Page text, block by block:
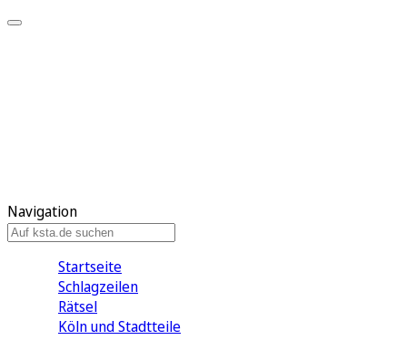
Navigation
Startseite
Schlagzeilen
Rätsel
Köln und Stadtteile